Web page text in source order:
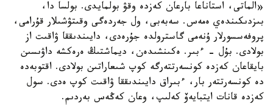
«الماتى، استاناعا بارعان كەزدە وقۋ بولمايدى. بولسا دا،
بىزدىكىندەي ەمەس. سەبەبى، ول جەردەگى وقىتۋشىلار قۇرامى،
پروفەسسورلار ۇنەمى گاسترولدە جۇرەدى، دايىندىققا ۋاقىت از
بولادى. بۇل - ءبىر. ەكىنشىدەن، ديماشتىڭ ەرەكشە داۋىسىن
بايقاعان كەزدە كونسەرتتەرگە كوپ شىعاراتىن بولادى. اقتوبەدە
دە كونسەرتتەر بار، ءبىراق دايىندىققا ۋاقىت كوپ ەدى. سول
كەزدە قانات ايتبايەۆ كەلىپ، وعان كەڭەس بەردىم.